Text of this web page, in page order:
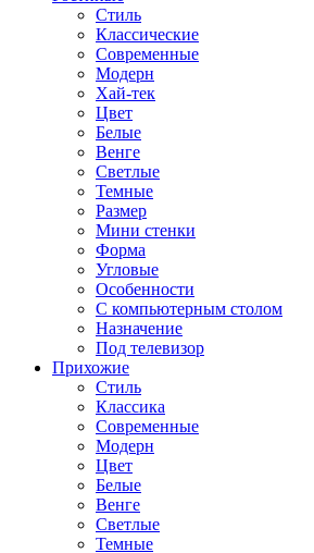
Стиль
Классические
Современные
Модерн
Хай-тек
Цвет
Белые
Венге
Светлые
Темные
Размер
Мини стенки
Форма
Угловые
Особенности
С компьютерным столом
Назначение
Под телевизор
Прихожие
Стиль
Классика
Современные
Модерн
Цвет
Белые
Венге
Светлые
Темные